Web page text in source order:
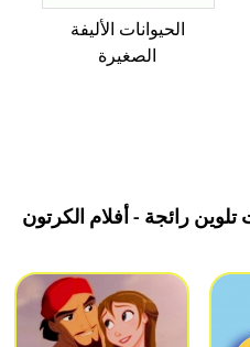
الحيوانات الأليفة
الصغيرة
رائجة - أفلام الكرتون